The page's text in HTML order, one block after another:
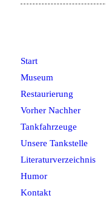
Start
Museum
Restaurierung
Vorher Nachher
Tankfahrzeuge
Unsere Tankstelle
Literaturverzeichnis
Humor
Kontakt